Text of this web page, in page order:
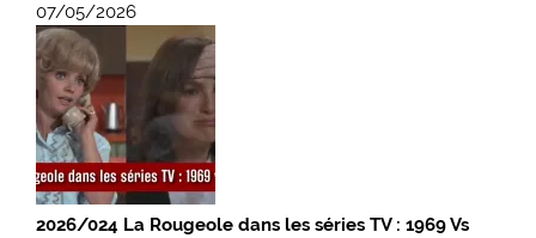
07/05/2026
2026/024 La Rougeole dans les séries TV : 1969 Vs